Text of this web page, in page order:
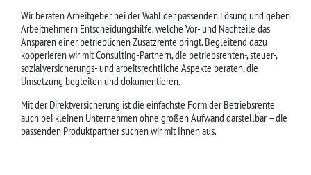
Wir beraten Arbeitgeber bei der Wahl der passenden Lösung und geben
Arbeitnehmern Entscheidungshilfe, welche Vor- und Nachteile das
Ansparen einer betrieblichen Zusatzrente bringt. Begleitend dazu
kooperieren wir mit Consulting-Partnern, die betriebsrenten-, steuer-,
sozialversicherungs- und arbeitsrechtliche Aspekte beraten, die
Umsetzung begleiten und dokumentieren.
Mit der Direktversicherung ist die einfachste Form der Betriebsrente
auch bei kleinen Unternehmen ohne großen Aufwand darstellbar – die
passenden Produktpartner suchen wir mit Ihnen aus.